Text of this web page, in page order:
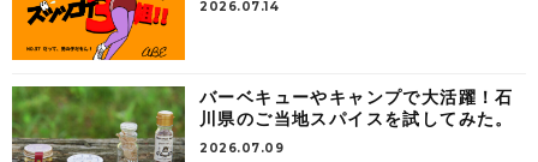
2026.07.14
バーベキューやキャンプで大活躍！石
川県のご当地スパイスを試してみた。
2026.07.09